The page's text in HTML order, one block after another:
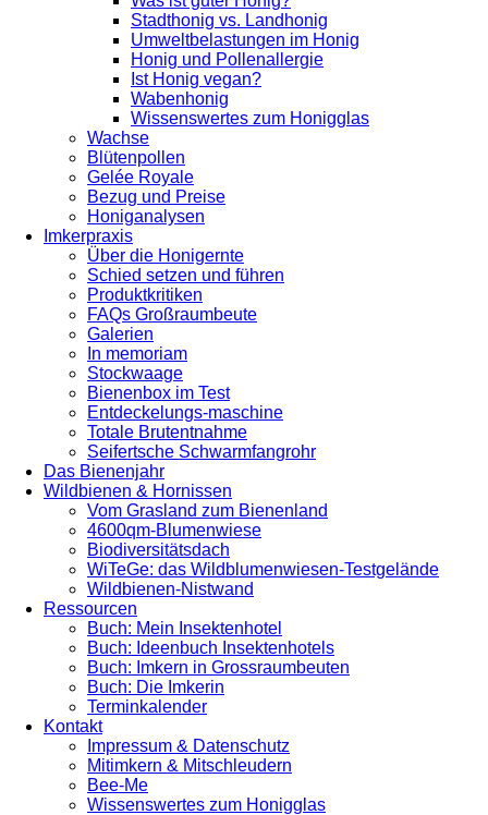
Stadthonig vs. Landhonig
Umweltbelastungen im Honig
Honig und Pollenallergie
Ist Honig vegan?
Wabenhonig
Wissenswertes zum Honigglas
Wachse
Blütenpollen
Gelée Royale
Bezug und Preise
Honiganalysen
Imkerpraxis
Über die Honigernte
Schied setzen und führen
Produktkritiken
FAQs Großraumbeute
Galerien
In memoriam
Stockwaage
Bienenbox im Test
Entdeckelungs-maschine
Totale Brutentnahme
Seifertsche Schwarmfangrohr
Das Bienenjahr
Wildbienen & Hornissen
Vom Grasland zum Bienenland
4600qm-Blumenwiese
Biodiversitätsdach
WiTeGe: das Wildblumenwiesen-Testgelände
Wildbienen-Nistwand
Ressourcen
Buch: Mein Insektenhotel
Buch: Ideenbuch Insektenhotels
Buch: Imkern in Grossraumbeuten
Buch: Die Imkerin
Terminkalender
Kontakt
Impressum & Datenschutz
Mitimkern & Mitschleudern
Bee-Me
Wissenswertes zum Honigglas